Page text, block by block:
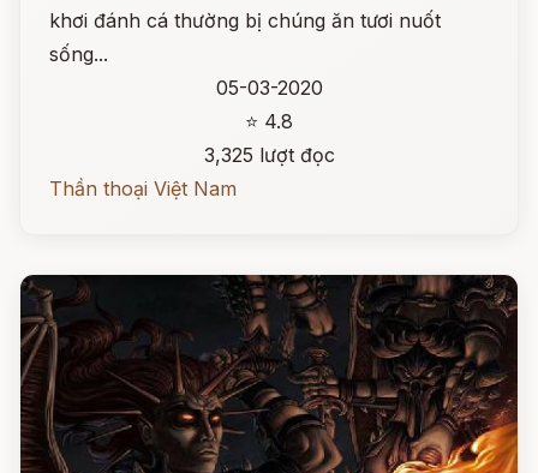
khơi đánh cá thường bị chúng ăn tươi nuốt
sống...
05-03-2020
⭐ 4.8
3,325 lượt đọc
Thần thoại Việt Nam